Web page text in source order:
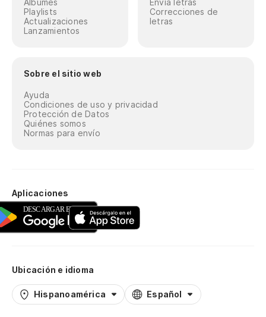
Álbumes
Playlists
Actualizaciones
Lanzamientos
Envía letras
Correcciones de
letras
Sobre el sitio web
Ayuda
Condiciones de uso y privacidad
Protección de Datos
Quiénes somos
Normas para envío
Aplicaciones
Ubicación e idioma
Hispanoamérica Español